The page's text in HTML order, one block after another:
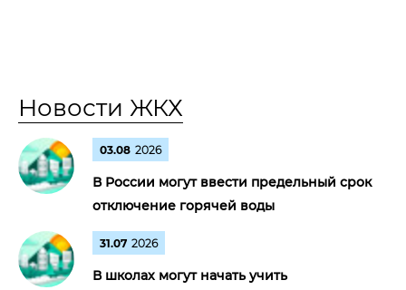
Новости ЖКХ
03.08 2026
В России могут ввести предельный срок
отключение горячей воды
31.07 2026
В школах могут начать учить